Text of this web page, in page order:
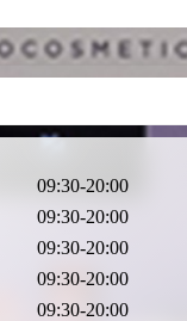
09:30-20:00
09:30-20:00
09:30-20:00
09:30-20:00
09:30-20:00